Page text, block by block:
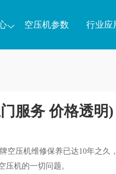
空压机参数 行业应
服务 价格透明)
空压机维修保养已达10年之久
压机的一切问题。